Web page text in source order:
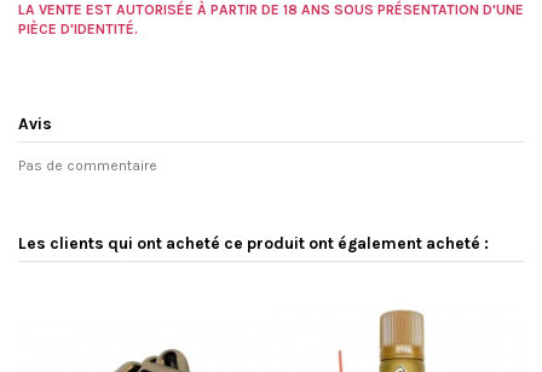
LA VENTE EST AUTORISÉE À PARTIR DE 18 ANS SOUS PRÉSENTATION D'UNE
PIÈCE D'IDENTITÉ.
Avis
Pas de commentaire
Les clients qui ont acheté ce produit ont également acheté :